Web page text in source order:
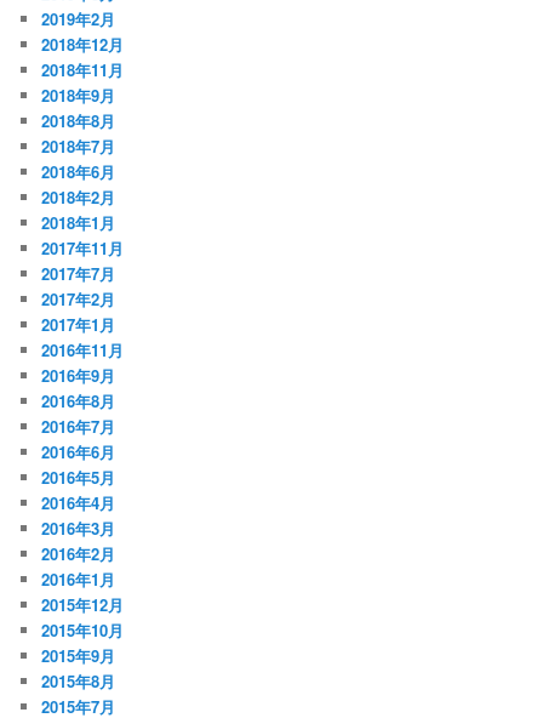
2019年2月
2018年12月
2018年11月
2018年9月
2018年8月
2018年7月
2018年6月
2018年2月
2018年1月
2017年11月
2017年7月
2017年2月
2017年1月
2016年11月
2016年9月
2016年8月
2016年7月
2016年6月
2016年5月
2016年4月
2016年3月
2016年2月
2016年1月
2015年12月
2015年10月
2015年9月
2015年8月
2015年7月